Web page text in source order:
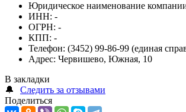
Юридическое наименование
ИНН: -
ОГРН: -
КПП: -
Телефон: (3452) 99-86-99 (единая
Адрес: Червишево, Южная, 10
В закладки
🔔
Следить за отзывами
Поделиться